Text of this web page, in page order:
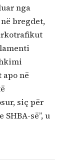
nga
bregdet,
në
siç për
së”, u